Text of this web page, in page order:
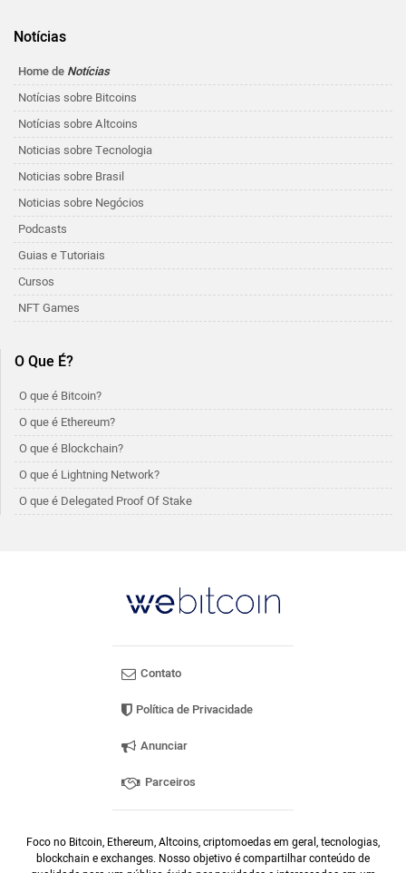
Notícias
Home de Notícias
Notícias sobre Bitcoins
Notícias sobre Altcoins
Noticias sobre Tecnologia
Noticias sobre Brasil
Noticias sobre Negócios
Podcasts
Guias e Tutoriais
Cursos
NFT Games
O Que É?
O que é Bitcoin?
O que é Ethereum?
O que é Blockchain?
O que é Lightning Network?
O que é Delegated Proof Of Stake
Contato
Política de Privacidade
Anunciar
Parceiros
Foco no Bitcoin, Ethereum, Altcoins, criptomoedas em geral, tecnologias,
blockchain e exchanges. Nosso objetivo é compartilhar conteúdo de